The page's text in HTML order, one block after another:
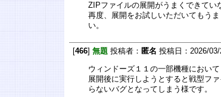
ZIPファイルの展開がうまくできてい
再度、展開をお試しいただいてもう
い。
[466] 無題 投稿者： 匿名 投稿日：2026/
ウィンドーズ１１の一部機種において
展開後に実行しようとすると戦型フ
らないバグとなってしまう様です。